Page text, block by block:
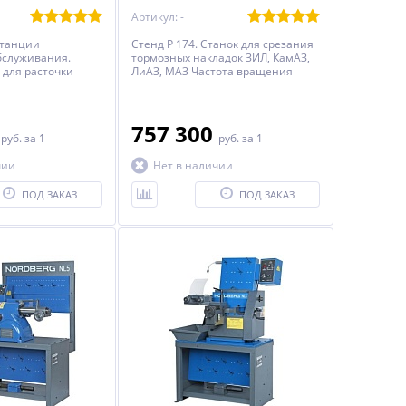
расточки
установке Р 185
руб. за 1
ПОД ЗАКАЗ
Артикул: -
Стенд Р 174. Станок для срезания
тормозных накладок ЗИЛ, КамАЗ,
ЛиАЗ, МАЗ Частота вращения
757 300 руб. за 1
Нет в наличии
ПОД ЗАКАЗ